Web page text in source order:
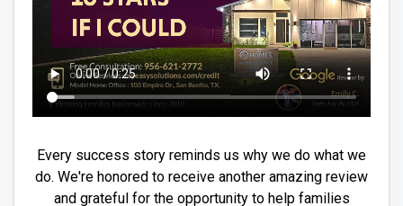
Every success story reminds us why we do what we
do. We're honored to receive another amazing review
and grateful for the opportunity to help families